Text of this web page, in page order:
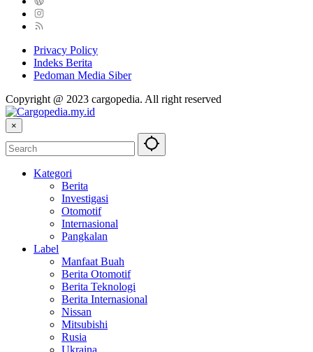
Privacy Policy
Indeks Berita
Pedoman Media Siber
Copyright @ 2023 cargopedia. All right reserved
×
Kategori
Berita
Investigasi
Otomotif
Internasional
Pangkalan
Label
Manfaat Buah
Berita Otomotif
Berita Teknologi
Berita Internasional
Nissan
Mitsubishi
Rusia
Ukraina